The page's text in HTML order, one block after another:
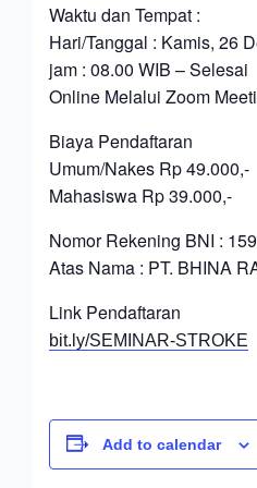
Waktu dan Tempat :
Hari/Tanggal : Kamis, 26
jam : 08.00 WIB – Selesai
Online Melalui Zoom
Biaya Pendaftaran
Umum/Nakes Rp 49.000,-
Mahasiswa Rp 39.000,-
Nomor Rekening BNI :
Atas Nama : PT. BHINA
Link Pendaftaran
bit.ly/SEMINAR-STROKE
Add to calendar